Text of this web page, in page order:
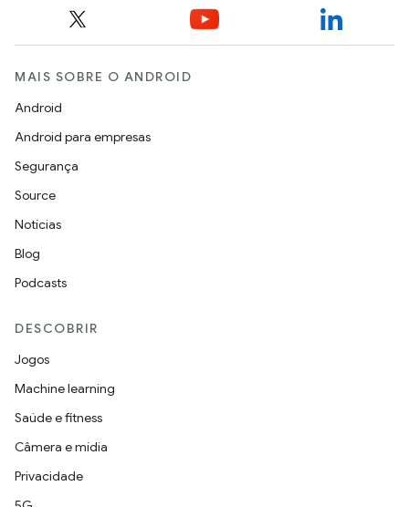
MAIS SOBRE O ANDROID
Android
Android para empresas
Segurança
Source
Notícias
Blog
Podcasts
DESCOBRIR
Jogos
Machine learning
Saúde e fitness
Câmera e mídia
Privacidade